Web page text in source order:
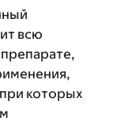
всю
которых